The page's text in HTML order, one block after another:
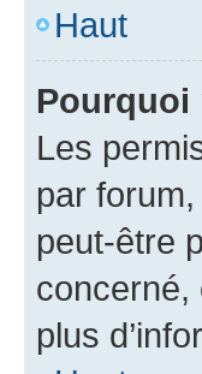
Haut
Pourquoi
Les
par
peut-être
concerné,
plus